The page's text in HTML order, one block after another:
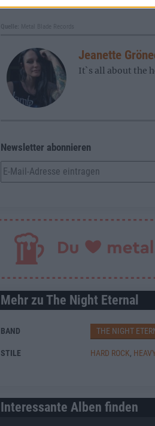
Jeanette
It`s all about the
Newsletter abonnieren
Mehr zu The Night Eternal
BAND THE NIGHT
STILE HARD ROCK,
Interessante Alben finden